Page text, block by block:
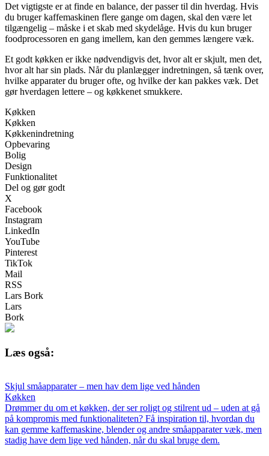
Det vigtigste er at finde en balance, der passer til din hverdag. Hvis
du bruger kaffemaskinen flere gange om dagen, skal den være let
tilgængelig – måske i et skab med skydelåge. Hvis du kun bruger
foodprocessoren en gang imellem, kan den gemmes længere væk.
Et godt køkken er ikke nødvendigvis det, hvor alt er skjult, men det,
hvor alt har sin plads. Når du planlægger indretningen, så tænk over,
hvilke apparater du bruger ofte, og hvilke der kan pakkes væk. Det
gør hverdagen lettere – og køkkenet smukkere.
Køkken
Køkken
Køkkenindretning
Opbevaring
Bolig
Design
Funktionalitet
Del og gør godt
X
Facebook
Instagram
LinkedIn
YouTube
Pinterest
TikTok
Mail
RSS
Lars Bork
Lars
Bork
Læs også:
Skjul småapparater – men hav dem lige ved hånden
Køkken
Drømmer du om et køkken, der ser roligt og stilrent ud – uden at gå
på kompromis med funktionaliteten? Få inspiration til, hvordan du
kan gemme kaffemaskine, blender og andre småapparater væk, men
stadig have dem lige ved hånden, når du skal bruge dem.